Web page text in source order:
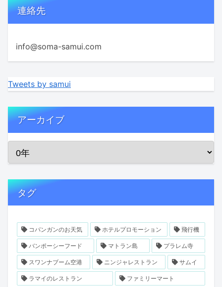
連絡先
info@soma-samui.com
Tweets by samui
アーカイブ
タグ
コパンガンのお天気 ホテルプロモーション 飛行機
バンポーシーフード マトラン島 プラレム寺
スワンナブーム空港 ニンジャレストラン サムイ
ラマイのレストラン ファミリーマート